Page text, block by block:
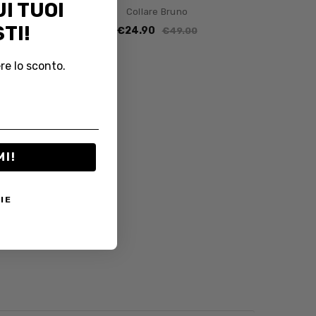
Collare Bruno
€24.90 €49.00
TUOI
lo sconto.